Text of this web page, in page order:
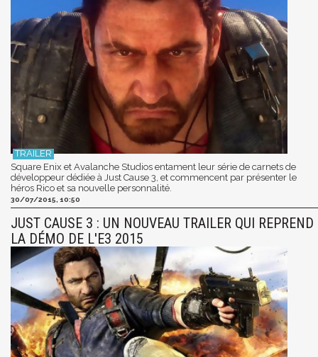
Square Enix et Avalanche Studios entament leur série de carnets de
développeur dédiée à Just Cause 3, et commencent par présenter le
héros Rico et sa nouvelle personnalité.
30/07/2015, 10:50
JUST CAUSE 3 : UN NOUVEAU TRAILER QUI REPREND
LA DÉMO DE L'E3 2015